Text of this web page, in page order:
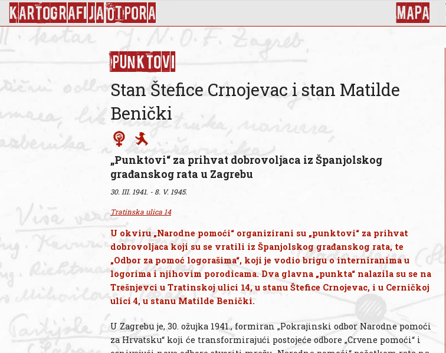
KArtoGrAFIJA OTPorA Mapa
Punktovi
Stan Štefice Crnojevac i stan Matilde
Benički
„Punktovi“ za prihvat dobrovoljaca iz Španjolskog
građanskog rata u Zagrebu
30. III. 1941. - 8. V. 1945.
Tratinska ulica 14
U okviru „Narodne pomoći“ organizirani su „punktovi“ za prihvat
dobrovoljaca koji su se vratili iz Španjolskog građanskog rata, te
„Odbor za pomoć logorašima“, koji je vodio brigu o interniranima u
logorima i njihovim porodicama. Dva glavna „punkta“ nalazila su se na
Trešnjevci u Tratinskoj ulici 14, u stanu Štefice Crnojevac, i u Cerničkoj
ulici 4, u stanu Matilde Benički.
U Zagrebu je, 30. ožujka 1941., formiran „Pokrajinski odbor Narodne pomoći
za Hrvatsku“ koji će transformirajući postojeće odbore „Crvene pomoći“ i